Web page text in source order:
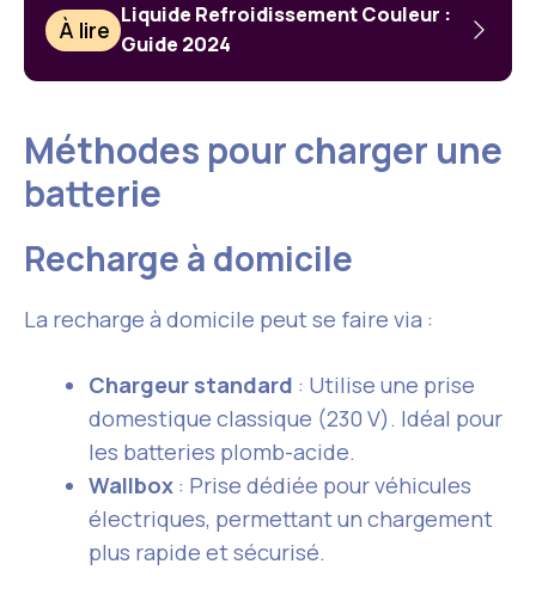
À lire
Liquide Refroidissement Couleur :
Guide 2024
Méthodes pour charger une
batterie
Recharge à domicile
La recharge à domicile peut se faire via :
Chargeur standard : Utilise une prise
domestique classique (230 V). Idéal pour
les batteries plomb-acide.
Wallbox : Prise dédiée pour véhicules
électriques, permettant un chargement
plus rapide et sécurisé.